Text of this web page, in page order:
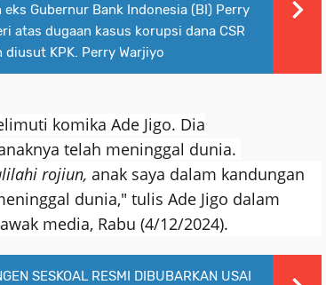
eks Gubernur Bank Indonesia (BI) Perry
atas dugaan kasus korupsi dana CSR
diusut KPK. Perry Warjiyo
komika Ade Jigo. Dia
telah meninggal dunia.
rojiun, anak saya dalam kandungan
dunia," tulis Ade Jigo dalam
media, Rabu (4/12/2024).
SESKOAL RESMI DIBUBARKAN USAI